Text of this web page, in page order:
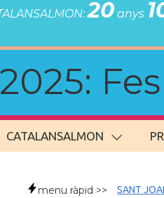
20 anys
CATALANSALMON
menu ràpid >> SANT